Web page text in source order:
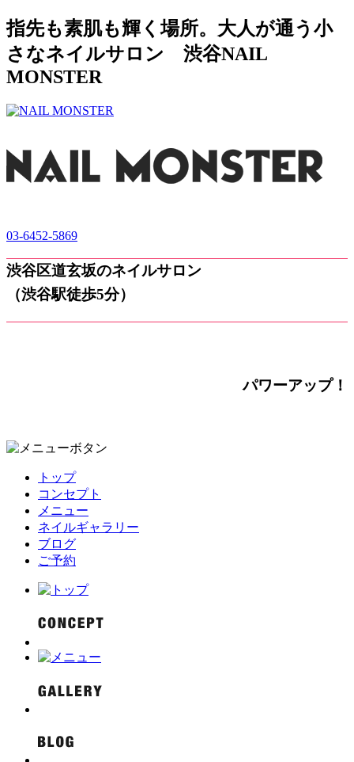
指先も素肌も輝く場所。大人が通う小
さなネイルサロン 渋谷NAIL
MONSTER
03-6452-5869
渋谷区道玄坂のネイルサロン
（渋谷駅徒歩5分）
パワーアップ！
トップ
コンセプト
メニュー
ネイルギャラリー
ブログ
ご予約